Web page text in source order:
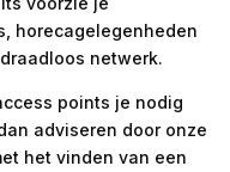
horecagelegenheden
netwerk.
points je nodig
adviseren door onze
het vinden van een